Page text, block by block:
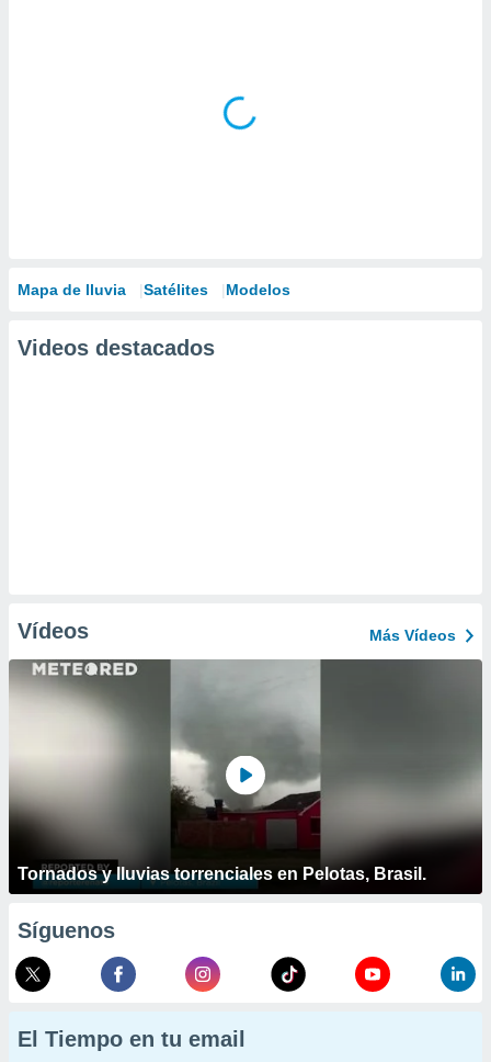
Mapa de lluvia Satélites Modelos
Videos destacados
Vídeos Más Vídeos
Tornados y lluvias torrenciales en Pelotas, Brasil.
Síguenos
El Tiempo en tu email